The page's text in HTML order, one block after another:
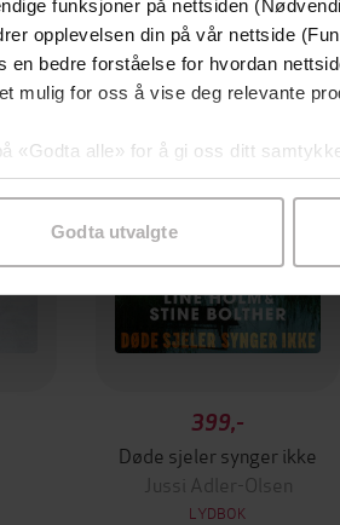
funksjoner på nettsiden
opplevelsen din på vår nettside
en bedre forståelse for hvordan
mulig for oss å vise deg relevante
«Godta alle» for å gi oss ditt
til spesifikke formål ved å klikke
Godta utvalgte
Første gang på tilbud
399,-
Døde sjeler synger ikke
Jussi Adler-Olsen
LYDBOK